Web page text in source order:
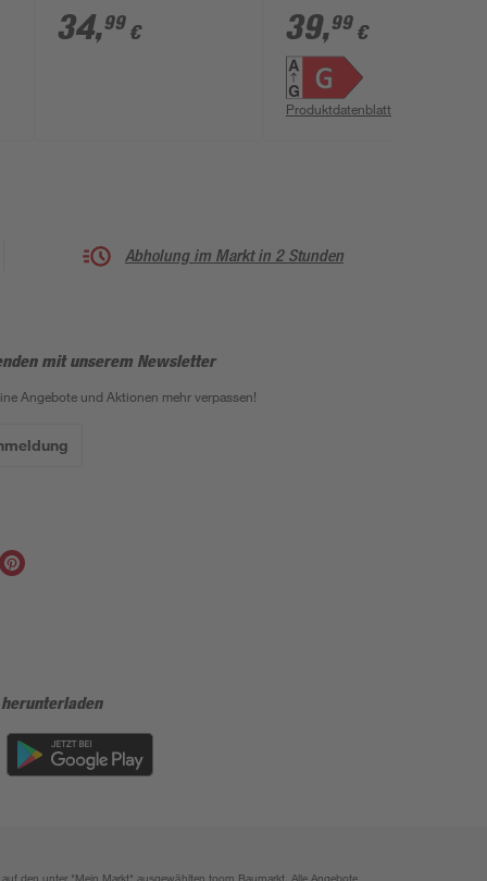
34,99 €
Reflektor klar GU10
4,7 W 350 lm RGB -
tunable white 3 Stück
39,99 €
Produktdatenblatt
Abholung im Markt in 2 Stunden
mit unserem Newsletter
Angebote und Aktionen mehr verpassen!
den unter "Mein Markt" ausgewählten toom Baumarkt. Alle Angebote